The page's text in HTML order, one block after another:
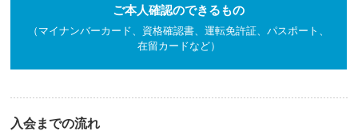
ご本人確認のできるもの
（マイナンバーカード、資格確認書、運転免許証、パスポート、
在留カードなど）
入会までの流れ